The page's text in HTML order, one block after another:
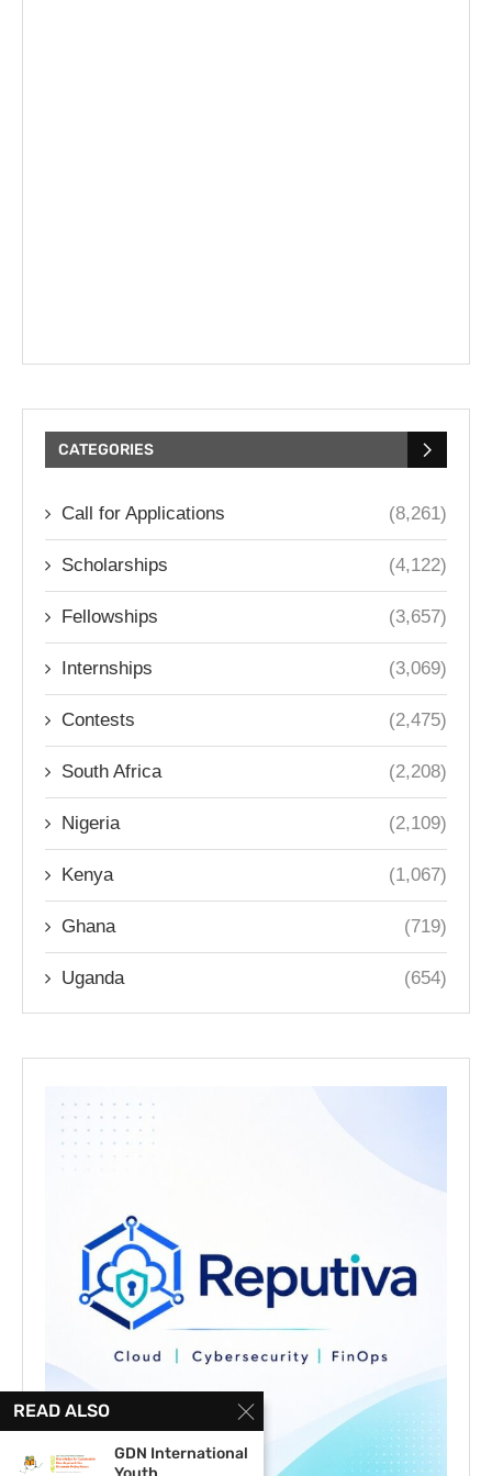
CATEGORIES
Call for Applications (8,261)
Scholarships (4,122)
Fellowships (3,657)
Internships (3,069)
Contests (2,475)
South Africa (2,208)
Nigeria (2,109)
Kenya (1,067)
Ghana (719)
Uganda (654)
READ ALSO
GDN International